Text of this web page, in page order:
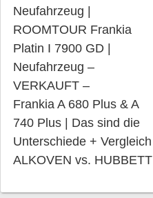
Neufahrzeug |
ROOMTOUR Frankia
Platin I 7900 GD |
Neufahrzeug –
VERKAUFT –
Frankia A 680 Plus & A
740 Plus | Das sind die
Unterschiede + Vergleich
ALKOVEN vs. HUBBETT